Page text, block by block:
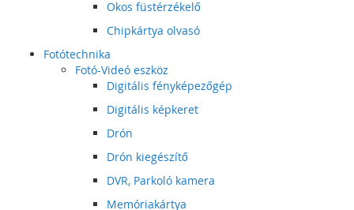
Okos füstérzékelő
Chipkártya olvasó
Fotótechnika
Fotó-Videó eszköz
Digitális fényképezőgép
Digitális képkeret
Drón
Drón kiegészítő
DVR, Parkoló kamera
Memóriakártya